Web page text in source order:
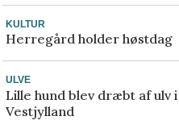
KULTUR
Herregård holder høstdag
ULVE
Lille hund blev dræbt af ulv i
Vestjylland